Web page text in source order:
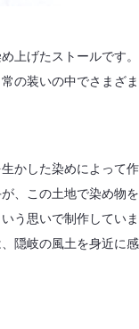
上げたストールです。
の装いの中でさまざま
かした染めによって作
、この土地で染め物を
う思いで制作していま
隠岐の風土を身近に感